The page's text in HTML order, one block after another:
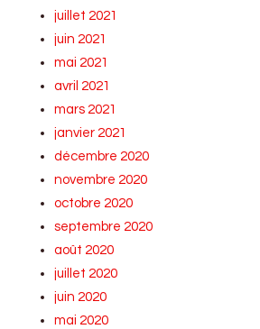
juillet 2021
juin 2021
mai 2021
avril 2021
mars 2021
janvier 2021
décembre 2020
novembre 2020
octobre 2020
septembre 2020
août 2020
juillet 2020
juin 2020
mai 2020